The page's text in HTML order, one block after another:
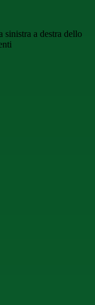
a destra dello